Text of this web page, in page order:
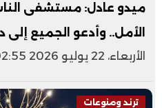
ميدو عادل: مستشفى
الأمل.. وأدعو الجميع إلى
الأربعاء، 22 يوليو 2026 02:55 م
ترند ومنوعات